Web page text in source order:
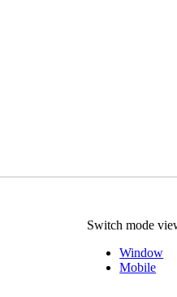
Switch mode
Window
Mobile